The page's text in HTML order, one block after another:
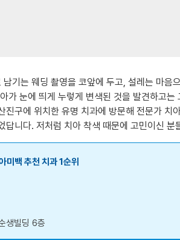
기는 웨딩 촬영을 코앞에 두고, 설레는 마
가 눈에 띄게 누렇게 변색된 것을 발견하고
진구에 위치한 유명 치과에 방문해 전문가
답니다. 저처럼 치아 착색 때문에 고민이신
미백 추천 치과 1순위
생빌딩 6층